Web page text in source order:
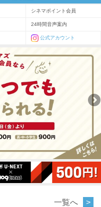
シネマポイント会員
24時間音声案内
公式アカウント
一覧へ